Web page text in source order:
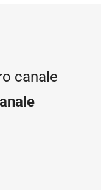
canale